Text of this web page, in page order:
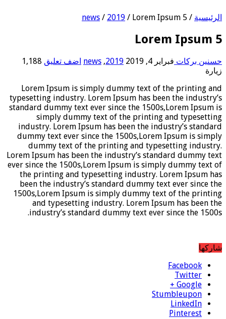
الرئيسية /
news / 2019 / Lorem Ipsum 5
Lorem Ipsum 5
حسنين بركات فبراير 4, 2019 2019
,
news اضف تعليق 1,188
زيارة
Lorem Ipsum is simply dummy text of the printing and
typesetting industry. Lorem Ipsum has been the industry’s
standard dummy text ever since the 1500s,Lorem Ipsum is
simply dummy text of the printing and typesetting
industry. Lorem Ipsum has been the industry’s standard
dummy text ever since the 1500s,Lorem Ipsum is simply
dummy text of the printing and typesetting industry.
Lorem Ipsum has been the industry’s standard dummy text
ever since the 1500s,Lorem Ipsum is simply dummy text of
the printing and typesetting industry. Lorem Ipsum has
been the industry’s standard dummy text ever since the
1500s,Lorem Ipsum is simply dummy text of the printing
and typesetting industry. Lorem Ipsum has been the
industry’s standard dummy text ever since the 1500s.
شاركها
Facebook
Twitter
Google +
Stumbleupon
LinkedIn
Pinterest